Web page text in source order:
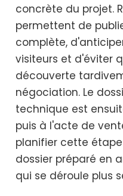
concrète du projet.
permettent de
complète,
visiteurs et d'éviter
découverte
négociation. Le
technique est
puis à l'acte de
planifier cette
dossier préparé en
qui se déroule plus